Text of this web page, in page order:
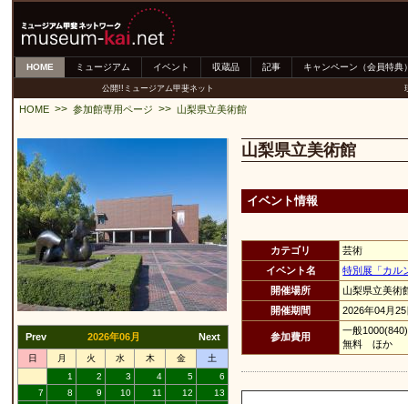
HOME ミュージアム イベント 収蔵品 記事 キャンペーン（会員特典
公開!!ミュージアム甲斐ネット
HOME >> 参加館専用ページ >> 山梨県立美術館
Prev 2026年06月 Next
日 月 火 水 木 金
土
1
2 3 4 5
6
7
8 9 10 11 12
13
山梨県立美術館
イベント情報
カテゴリ
芸術
イベント名
特別展「カル
開催場所
山梨県立美
開催期間
2026年04月
参加費用
一般
無料 ほか